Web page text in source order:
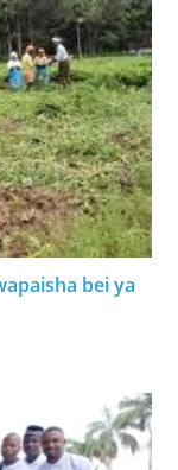
bei ya